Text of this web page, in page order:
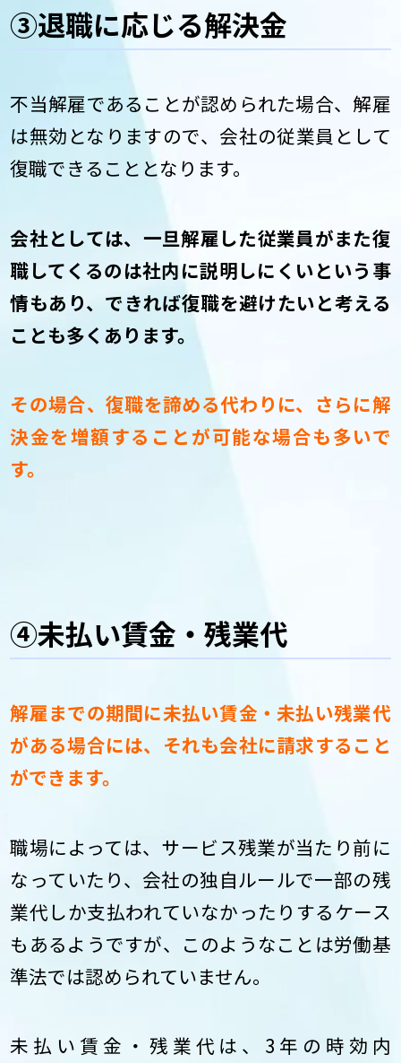
③退職に応じる解決金
不当解雇であることが認められた場合、解雇
は無効となりますので、会社の従業員として
復職できることとなります。
会社としては、一旦解雇した従業員がまた復
職してくるのは社内に説明しにくいという事
情もあり、できれば復職を避けたいと考える
ことも多くあります。
その場合、復職を諦める代わりに、さらに解
決金を増額することが可能な場合も多いで
す。
④未払い賃金・残業代
解雇までの期間に未払い賃金・未払い残業代
がある場合には、それも会社に請求すること
ができます。
職場によっては、サービス残業が当たり前に
なっていたり、会社の独自ルールで一部の残
業代しか支払われていなかったりするケース
もあるようですが、このようなことは労働基
準法では認められていません。
未払い賃金・残業代は、3年の時効内